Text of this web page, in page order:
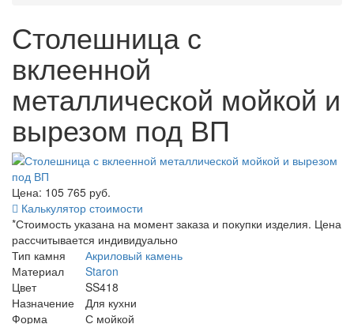
Столешница с
вклеенной
металлической мойкой и
вырезом под ВП
Цена: 105 765 руб.
Калькулятор стоимости
*Стоимость указана на момент заказа и покупки изделия. Цена
рассчитывается индивидуально
Тип камня
Акриловый камень
Материал
Staron
Цвет
SS418
Назначение
Для кухни
Форма
С мойкой